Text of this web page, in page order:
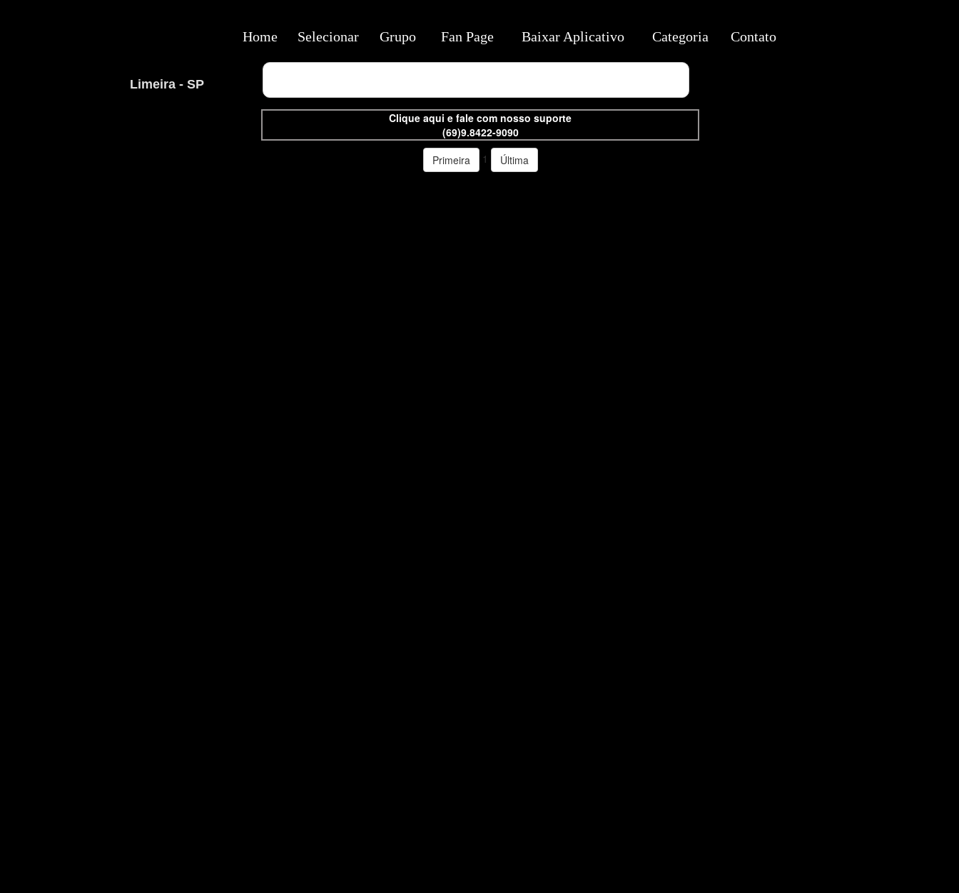
Limeira - SP
Clique aqui e fale com nosso suporte
(69)9.8422-9090
Primeira
1 Última
Home Selecionar Grupo Fan Page Baixar Aplicativo Categoria Contato